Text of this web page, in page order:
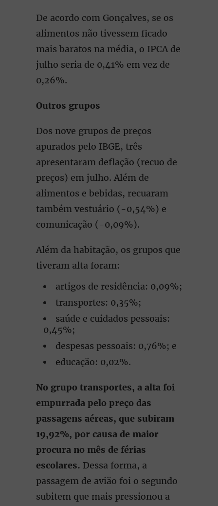
De acordo com Gonçalves, se os
alimentos não tivessem ficado
mais baratos na média, o IPCA de
julho seria de 0,41% em vez de
0,26%.
Outros grupos
Dos nove grupos de preços
apurados pelo IBGE, três
apresentaram deflação (recuo de
preços) em julho. Além de
alimentos e bebidas, recuaram
também vestuário (-0,54%) e
comunicação (-0,09%).
Além da habitação, os grupos que
tiveram alta foram:
artigos de residência: 0,09%;
transportes: 0,35%;
saúde e cuidados pessoais:
0,45%;
despesas pessoais: 0,76%; e
educação: 0,02%.
No grupo transportes, a alta foi
empurrada pelo preço das
passagens aéreas, que subiram
19,92%, por causa de maior
procura no mês de férias
escolares. Dessa forma, a
passagem de avião foi o segundo
subitem que mais pressionou a